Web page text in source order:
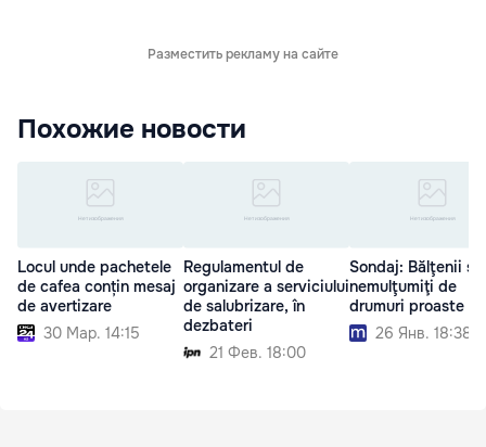
Разместить рекламу на сайте
Похожие новости
Locul unde pachetele
de cafea conțin mesaj
de avertizare
30 Мар. 14:15
Regulamentul de
organizare a serviciului
de salubrizare, în
dezbateri
21 Фев. 18:00
Sondaj: Bălţenii
nemulţumiţi de
drumuri proaste
26 Янв. 18:38